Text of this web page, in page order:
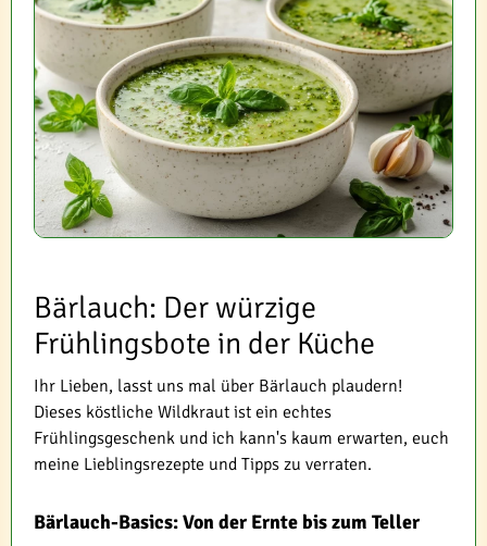
Bärlauch: Der würzige
Frühlingsbote in der Küche
Ihr Lieben, lasst uns mal über Bärlauch plaudern!
Dieses köstliche Wildkraut ist ein echtes
Frühlingsgeschenk und ich kann's kaum erwarten, euch
meine Lieblingsrezepte und Tipps zu verraten.
Bärlauch-Basics: Von der Ernte bis zum Teller